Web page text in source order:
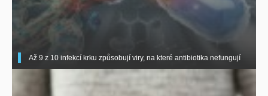
Až 9 z 10 infekcí krku způsobují viry, na které antibiotika nefungují